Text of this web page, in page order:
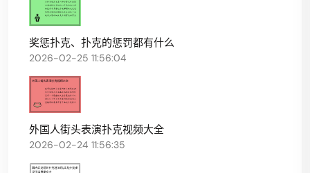
奖惩扑克、扑克的惩罚都有什么
2026-02-25 11:56:04
外国人街头表演扑克视频大全
2026-02-24 11:56:35